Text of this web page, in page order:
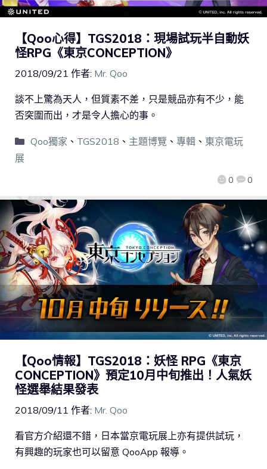
【Qoo心得】TGS2018：現場試玩半自動妖
怪RPG《東京CONCEPTION》
2018/09/21 作者: Mr. Qoo
0 0
談不上驚為天人，但質素不差，只是競品亦有不少，能
否突圍而出，才是令人擔心的事。
Qoo獨家 、 TGS2018 、 主題博覽 、 專輯、 東京電玩
展
【Qoo情報】TGS2018：妖怪 RPG《東京
CONCEPTION》預定10月中旬推出！人氣妖
怪選舉結果發表
2018/09/11 作者: Mr. Qoo
看官方介紹還不錯，日本當京電玩展上亦有提供試玩，
有興趣的玩家也可以留意 QooApp 報導。